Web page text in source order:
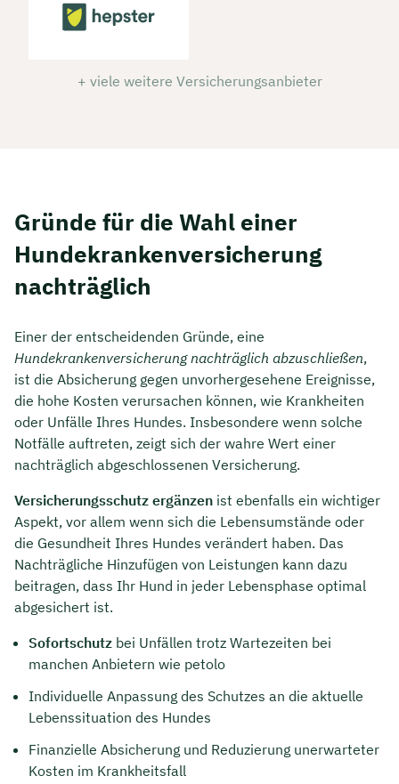
+ viele weitere Versicherungsanbieter
Gründe für die Wahl einer
Hundekrankenversicherung
nachträglich
Einer der entscheidenden Gründe, eine
Hundekrankenversicherung nachträglich abzuschließen,
ist die Absicherung gegen unvorhergesehene Ereignisse,
die hohe Kosten verursachen können, wie Krankheiten
oder Unfälle Ihres Hundes. Insbesondere wenn solche
Notfälle auftreten, zeigt sich der wahre Wert einer
nachträglich abgeschlossenen Versicherung.
Versicherungsschutz ergänzen ist ebenfalls ein wichtiger
Aspekt, vor allem wenn sich die Lebensumstände oder
die Gesundheit Ihres Hundes verändert haben. Das
Nachträgliche Hinzufügen von Leistungen kann dazu
beitragen, dass Ihr Hund in jeder Lebensphase optimal
abgesichert ist.
Sofortschutz bei Unfällen trotz Wartezeiten bei
manchen Anbietern wie petolo
Individuelle Anpassung des Schutzes an die aktuelle
Lebenssituation des Hundes
Finanzielle Absicherung und Reduzierung unerwarteter
Kosten im Krankheitsfall